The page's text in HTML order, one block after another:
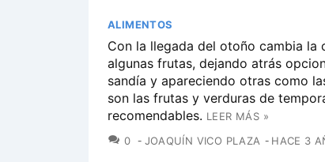
ALIMENTOS
Con la llegada del otoño cambia la
algunas frutas, dejando atrás
sandía y apareciendo otras como
son las frutas y verduras de
recomendables. LEER MÁS »
0 COMENTARIOS
JOAQUÍN VICO PLAZA HACE 3